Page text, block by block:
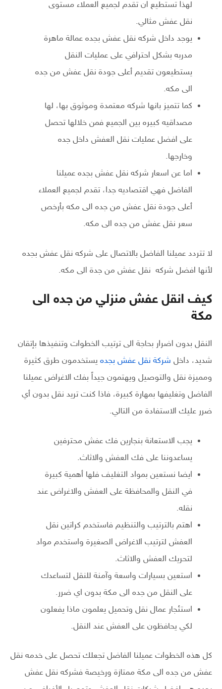
لهذا تستطيع ان تقدم لجميع العملاء مستوى
نقل عفش مثالي.
يوجد داخل شركه نقل عفش بجده عمالة ماهرة
مدربه بشكل احترافي على عمليات النقل
يستطيعون تقديم أعلى جودة نقل عفش من جده
الى مكه.
كما تتميز بانها شركه معتمدة وموثوق بها، لها
مصداقيه كبيره بين الجميع فمن خلالها تحصل
على افضل عمليات نقل العفش داخل جده
وخارجها.
اما عن اسعار شركه نقل عفش بجده عميلنا
الفاضل فهي اقتصاديه جدا، تقدم لجميع العملاء
أعلى جودة نقل عفش من جده الى مكه بأرخص
سعر نقل عفش من جده الى مكه.
لا تتردد عميلنا الفاضل بالاتصال على شركه نقل عفش بجده
لأنها افضل شركه نقل عفش من جدة الى مكه.
كيف انقل عفش منزلي من جده الى
مكة
النقل بدون اضرار بحاجة الى ترتيب الخطوات وتنفيذها بإتقان
شديد، داخل شركة نقل عفش بجده يستخدمون طرق كثيرة
ومميزة نقل والتوصيل ويهتمون جيداً بفك الاغراض عميلنا
الفاضل وتغليفها بمهارة كبيرة، فاذا كنت تريد نقل بدون أي
ضرر عليك الاستفادة من التالي.
يجب الاستعانة بنجارين فك عفش محترفين
يساعدوننا على فك العفش والاثاث.
ايضا نستعين بمواد التغليف فلها أهمية كبيرة
في النقل والمحافظة على العفش والاغراض عند
نقله.
اهتم بالترتيب والتنظيم فاستخدم كراتين نقل
العفش لترتيب الاغراض الصغيرة واستخدم مواد
لتحريك العفش والاثاث.
استعين بسيارات واسعة وآمنة للنقل لتساعدك
على النقل من جده الى مكة بدون اي ضرر.
استئجار عمال نقل وتحميل يعلمون ماذا يفعلون
لكي يحافظون على العفش عند النقل.
كل هذه الخطوات عميلنا الفاضل تجعلك تحصل على خدمه نقل
عفش من جده الى مكة ممتازة ورخيصة فشركه نقل عفش